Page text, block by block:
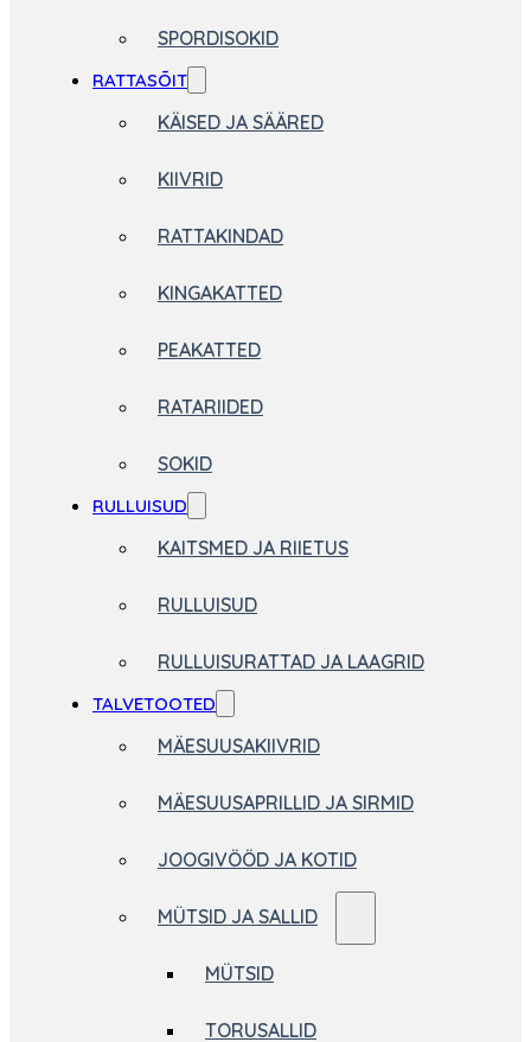
SPORDISOKID
RATTASÕIT
KÄISED JA SÄÄRED
KIIVRID
RATTAKINDAD
KINGAKATTED
PEAKATTED
RATARIIDED
SOKID
RULLUISUD
KAITSMED JA RIIETUS
RULLUISUD
RULLUISURATTAD JA LAAGRID
TALVETOOTED
MÄESUUSAKIIVRID
MÄESUUSAPRILLID JA SIRMID
JOOGIVÖÖD JA KOTID
MÜTSID JA SALLID
MÜTSID
TORUSALLID